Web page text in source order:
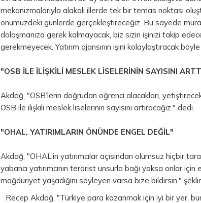
mekanizmalarıyla alakalı illerde tek bir temas noktası
önümüzdeki günlerde gerçekleştireceğiz. Bu sayede
dolaşmanıza gerek kalmayacak, biz sizin işinizi takip
gerekmeyecek. Yatırım ajansının işini kolaylaştıracak
"OSB İLE İLİŞKİLİ MESLEK LİSELERİNİN SAYISINI
Akdağ, "OSB’lerin doğrudan öğrenci alacakları,
OSB ile ilişkili meslek liselerinin sayısını artıracağız." dedi.
"OHAL, YATIRIMLARIN ÖNÜNDE ENGEL DEĞİL"
Akdağ, "OHAL’in yatırımcılar açısından olumsuz hiçbir
yabancı yatırımcının terörist unsurla bağı yoksa onlar
mağduriyet yaşadığını söyleyen varsa bize bildirsin."
Recep Akdağ, "Türkiye para kazanmak için iyi bir yer,